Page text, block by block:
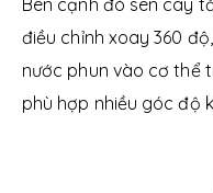
điều chỉnh xoay 360
nước phun vào cơ thể
phù hợp nhiều góc độ